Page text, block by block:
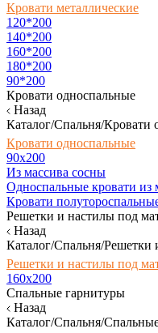
Кровати металлические
120*200
140*200
160*200
180*200
90*200
Кровати односпальные
Назад
Каталог/Спальня/Кровати
Кровати односпальные
90х200
Из массива сосны
Односпальные кровати из
Кровати
Решетки и настилы под
Назад
Каталог/Спальня/Решетки
Решетки и настилы под
160х200
Спальные гарнитуры
Назад
Каталог/Спальня/